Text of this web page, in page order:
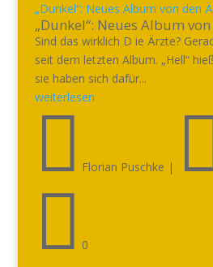
„Dunkel“: Neues Album von den
„Dunkel“: Neues Album
Sind das wirklich D ie Ärzte?
seit dem letzten Album. „Hell“
sie haben sich dafür...
weiterlesen
 Florian Puschke |
 0